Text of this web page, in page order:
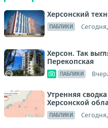
Херсонский
ПАБЛИКИ
Херсон. Так
Перекопская
ПАБЛИКИ
Утренняя
Херсонской
ПАБЛИКИ